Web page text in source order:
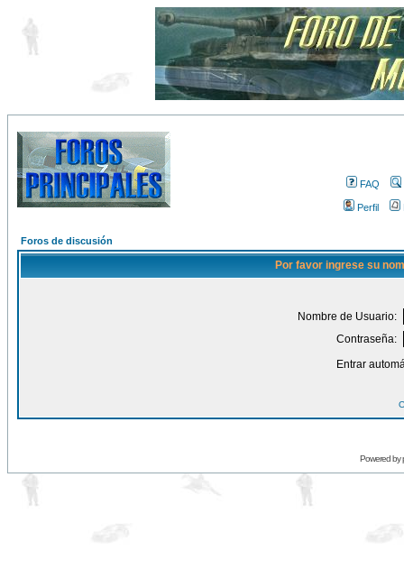
FAQ
Perfil
Foros de discusión
Por favor ingrese su
Nombre de Usuario:
Contraseña:
Entrar
Powered by